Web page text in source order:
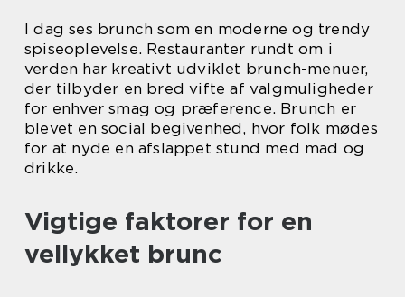
I dag ses brunch som en moderne og trendy
spiseoplevelse. Restauranter rundt om i
verden har kreativt udviklet brunch-menuer,
der tilbyder en bred vifte af valgmuligheder
for enhver smag og præference. Brunch er
blevet en social begivenhed, hvor folk mødes
for at nyde en afslappet stund med mad og
drikke.
Vigtige faktorer for en
vellykket brunc